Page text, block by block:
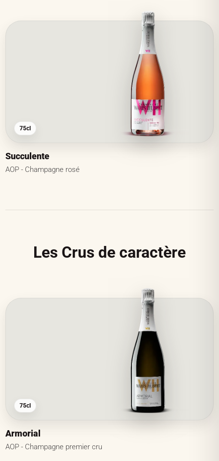
75cl
Succulente
AOP - Champagne rosé
Les Crus de caractère
75cl
Armorial
AOP - Champagne premier cru